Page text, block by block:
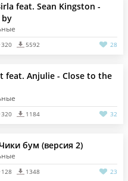
feat. Sean Kingston -
by
320 5592 28
feat. Anjulie - Close to the
320 1184 32
бум (версия 2)
128 1348 23